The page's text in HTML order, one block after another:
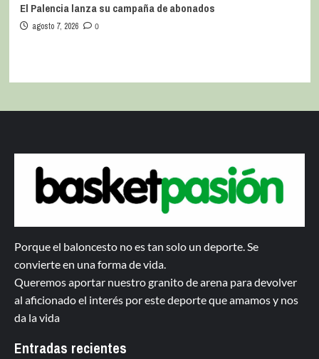
El Palencia lanza su campaña de abonados
agosto 7, 2026 0
Porque el baloncesto no es tan solo un deporte. Se
convierte en una forma de vida.
Queremos aportar nuestro granito de arena para devolver
al aficionado el interés por este deporte que amamos y nos
da la vida
Entradas recientes